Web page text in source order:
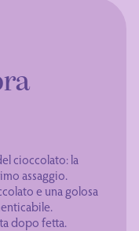
cioccolato: la
assaggio.
e una golosa
dopo fetta.